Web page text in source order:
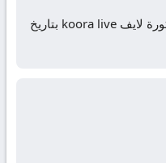
نتيجة مباراة اتلتيك بيلباو وفياريال كورة لايف koora live بتاريخ